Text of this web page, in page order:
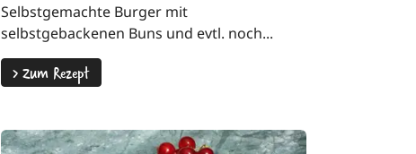
Selbstgemachte Burger mit
selbstgebackenen Buns und evtl. noch...
>Zum Rezept